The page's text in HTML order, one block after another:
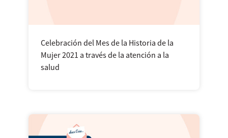
Celebración del Mes de la Historia de la
Mujer 2021 a través de la atención a la
salud